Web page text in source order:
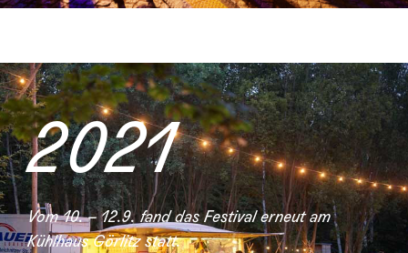
2021
Vom 10. – 12.9. fand das Festival erneut am
Kühlhaus Görlitz statt.